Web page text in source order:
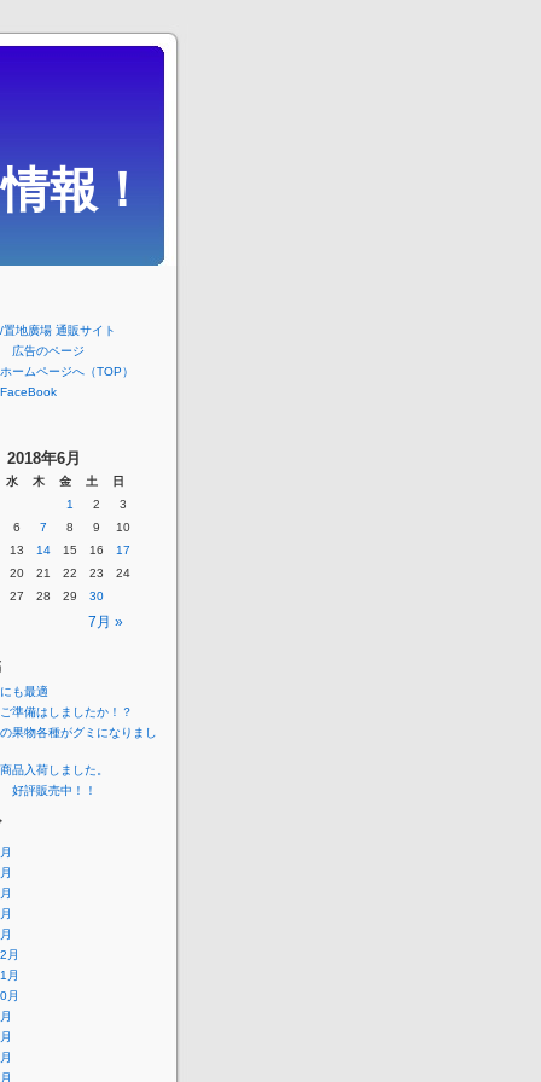
報！
置地廣場 通販サイト
広告のページ
ームページへ（TOP）
2018年6月
水 木 金 土 日
7月 »
1 2
3
6 7 8 9
10
13 14 15 16
17
20 21 22 23
24
27 28 29 30
も最適
準備はしましたか！？
果物各種がグミになりまし
品入荷しました。
好評販売中！！
月
月
月